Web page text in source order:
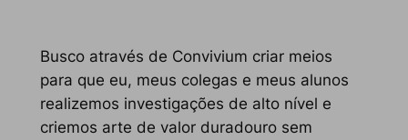
Busco através de Convivium criar meios
para que eu, meus colegas e meus alunos
realizemos investigações de alto nível e
criemos arte de valor duradouro sem